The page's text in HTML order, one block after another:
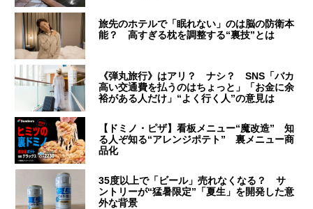
旅先のホテルで「眠れない」のは脳の防衛本
能？ 高すぎる枕を調整する“裏技”とは
《弾丸旅行》はアリ？ ナシ？ SNS「バカ
高い交通費を払うのはちょっと」「お金に余
裕がある人だけ」“よく行く人”の意見は
【ドミノ・ピザ】看板メニュー“魔改造” 知
る人ぞ知る“アレンジポテト” 裏メニュー商
品化
35度以上で「ビール」売れなくなる？ サ
ントリーが“猛暑限定”「夏生」を開発した意
外な背景